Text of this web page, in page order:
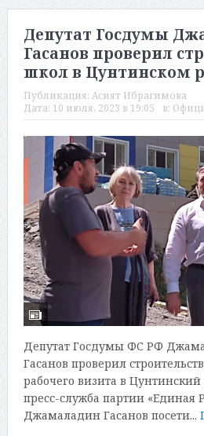
Депутат Госдумы
Гасанов проверил
школ в Цунтинском
Публикация: Асият Ибрагимова
Дата: 10 июля, 2023 в 19:05 в:
Депутат Госдумы ФС РФ
Гасанов проверил
рабочего визита в
пресс-служба партии «Единая
Джамаладин Гасанов посети...